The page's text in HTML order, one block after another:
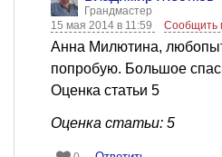
Грандмастер
15 мая 2014 в 11:59
Сообщить
Анна Милютина,
попробую. Большое
Оценка статьи 5
Оценка статьи: 5